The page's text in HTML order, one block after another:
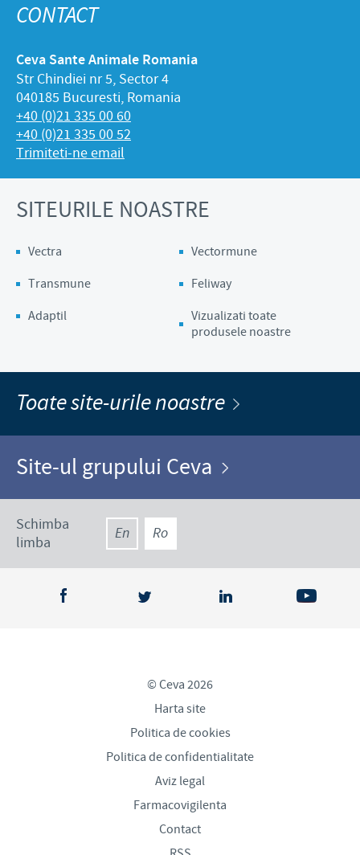
CONTACT
Ceva Sante Animale Romania
Str Chindiei nr 5, Sector 4
040185 Bucuresti, Romania
+40 (0)21 335 00 60
+40 (0)21 335 00 52
Trimiteti-ne email
SITEURILE NOASTRE
Vectra
Vectormune
Transmune
Feliway
Adaptil
Vizualizati toate
produsele noastre
Toate site-urile noastre
Site-ul grupului Ceva
Schimba
limba
En Ro
© Ceva 2026
Harta site
Politica de cookies
Politica de confidentialitate
Aviz legal
Farmacovigilenta
Contact